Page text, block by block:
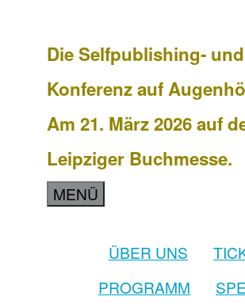
Die Selfpublishing-
Konferenz auf
Am 21. März 2026 auf
Leipziger Buchmesse.
MENÜ
ÜBER UNS
PROGRAMM